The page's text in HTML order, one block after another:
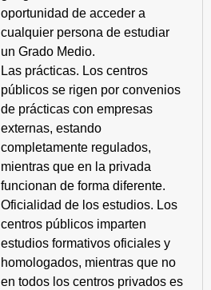
oportunidad de acceder a
cualquier persona de estudiar
un Grado Medio.
Las prácticas. Los centros
públicos se rigen por convenios
de prácticas con empresas
externas, estando
completamente regulados,
mientras que en la privada
funcionan de forma diferente.
Oficialidad de los estudios. Los
centros públicos imparten
estudios formativos oficiales y
homologados, mientras que no
en todos los centros privados es